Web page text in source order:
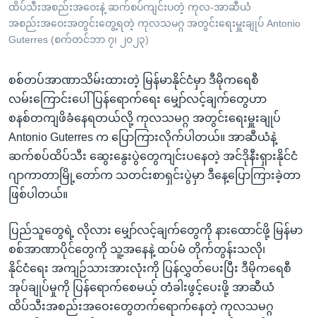
ရန်
ရှာဖွေ
သို့
ကျော်
ရန်
ဘာသာစကားများ
ထိပ်သီးအစည်းအဝေးနဲ့ ဆက်စပ်ကျင်းပတဲ့ ကုလ-အာဆီယံ
အစည်းအဝေးအတွင်းတွေ့ရတဲ့ ကုလသမဂ္ဂ အတွင်းရေးမှူးချုပ် Antonio
Guterres (စက်တင်ဘာ ၇၊ ၂၀၂၃)
စစ်တပ်အာဏာသိမ်းထားတဲ့ မြန်မာနိုင်ငံမှာ ဒီမိုကရေစီ
လမ်းကြောင်းပေါ်ပြန်ရောက်ရေး မျှော်လင့်ချက်တွေဟာ
စနစ်တကျဖိခံနေရတယ်လို့ ကုလသမဂ္ဂ အတွင်းရေးမှူးချုပ်
Antonio Guterres က ပြောကြားလိုက်ပါတယ်။ အာဆီယံနဲ့
ဆက်စပ်ထိပ်သီး ဆွေးနွေးပွဲတွေကျင်းပနေတဲ့ အင်ဒိုနီးရှားနိုင်ငံ
ဂျာကာတာမြို့တော်က သတင်းစာရှင်းပွဲမှာ ဒီနေ့ပြောကြားခဲ့တာ
ဖြစ်ပါတယ်။
ပြည်သူတွေရဲ့ လိုလား မျှော်လင့်ချက်တွေကို နားထောင်ဖို့ မြန်မာ
စစ်အာဏာပိုင်တွေကို သူ့အနေနဲ့ ထပ်မံ တိုက်တွန်းသလို၊
နိုင်ငံရေး အကျဉ်သားအားလုံးကို ပြန်လွှတ်ပေးပြီး ဒီမိုကရေစီ
အုပ်ချုပ်မှုကို ပြန်ရောက်စေမယ့် တံခါးဖွင့်ပေးဖို့ အာဆီယံ
ထိပ်သီးအစည်းအဝေးတွေတက်ရောက်နေတဲ့ ကုလသမဂ္ဂ